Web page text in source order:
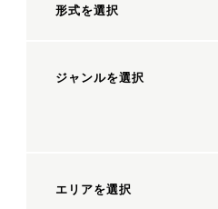
形式を選択
ジャンルを選択
エリアを選択